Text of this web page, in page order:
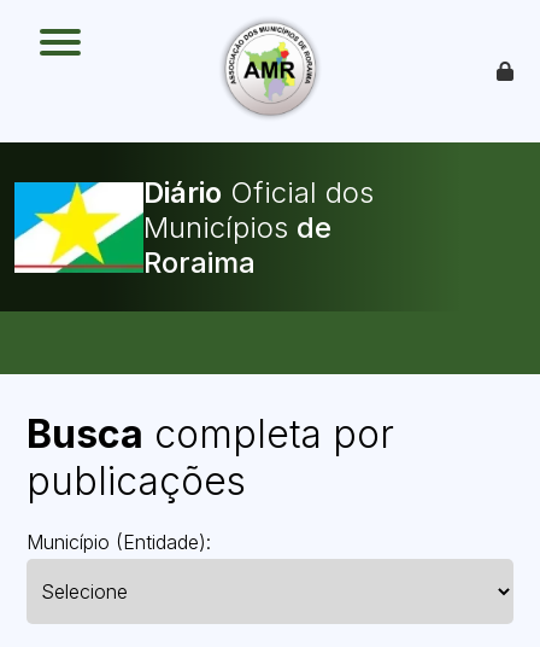
Diário Oficial dos
Municípios
O Que Pode Ser Publicado
Faça sua Adesão
Busca completa por
publicações
Município (Entidade):